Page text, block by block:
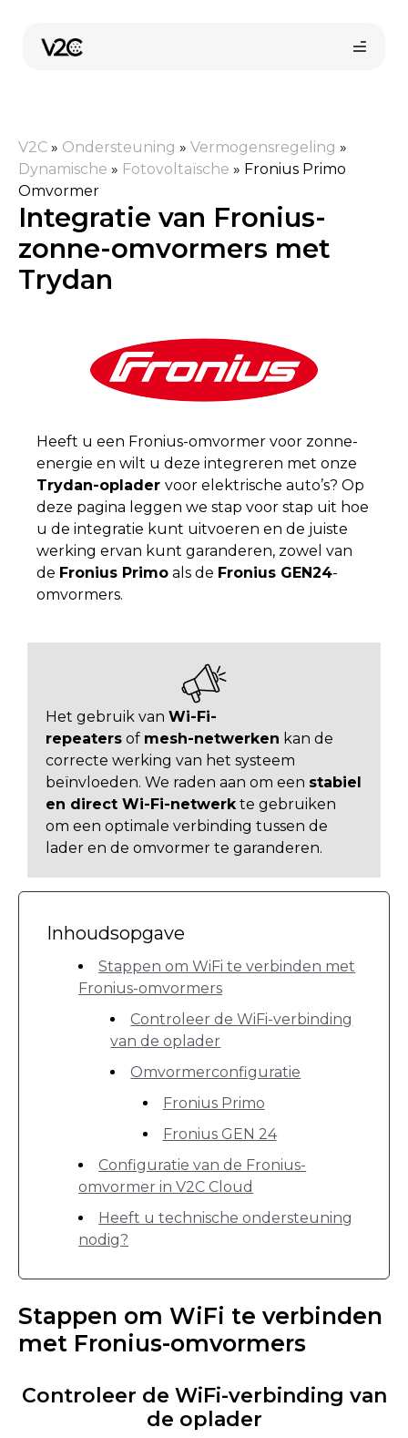
Online kopen
V2C » Ondersteuning » Vermogensregeling »
Dynamische » Fotovoltaïsche » Fronius Primo
Omvormer
Integratie van Fronius-
zonne-omvormers met
Trydan
Heeft u een Fronius-omvormer voor zonne-
energie en wilt u deze integreren met onze
Trydan-oplader voor elektrische auto’s? Op
deze pagina leggen we stap voor stap uit hoe
u de integratie kunt uitvoeren en de juiste
werking ervan kunt garanderen, zowel van
de Fronius Primo als de Fronius GEN24-
omvormers.
Het gebruik van Wi-Fi-
repeaters of mesh-netwerken kan de
correcte werking van het systeem
beïnvloeden. We raden aan om een stabiel
en direct Wi-Fi-netwerkte gebruiken
om een optimale verbinding tussen de
lader en de omvormer te garanderen.
Inhoudsopgave
Stappen om WiFi te verbinden met
Fronius-omvormers
Controleer de WiFi-verbinding
van de oplader
Omvormerconfiguratie
Fronius Primo
Fronius GEN 24
Configuratie van de Fronius-
omvormer in V2C Cloud
Heeft u technische ondersteuning
nodig?
Stappen om WiFi te verbinden
met Fronius-omvormers
Controleer de WiFi-verbinding van
de oplader